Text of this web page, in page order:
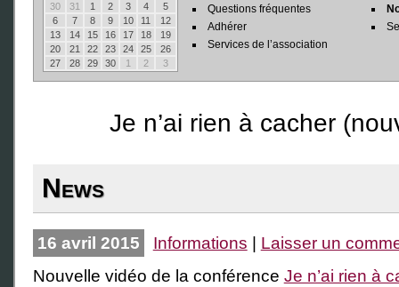
30
31 1 2 3 4
5
6
7 8 9 10 11
12
13
14 15 16 17 18
19
20
21 22 23 24 25
26
27
28 29 30 1 2 3
Questions fréquentes
Adhérer
Services de l’association
Je n’ai rien à cacher
News
16 avril 2015 Informations
Laisser un
Nouvelle vidéo de la conférence Je n’ai rien à